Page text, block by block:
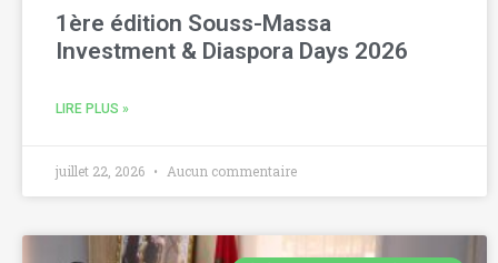
1ère édition Souss-Massa
Investment & Diaspora Days 2026
LIRE PLUS »
juillet 22, 2026 Aucun commentaire